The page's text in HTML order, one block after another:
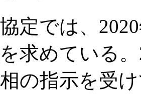
定では、
求めている
の指示を受